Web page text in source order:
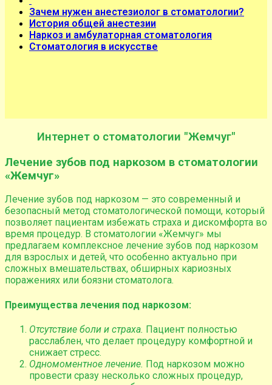
Зачем нужен анестезиолог в стоматологии?
История общей анестезии
Наркоз и амбулаторная стоматология
Стоматология в искусстве
Интернет о стоматологии "Жемчуг"
Лечение зубов под наркозом в стоматологии
«Жемчуг»
Лечение зубов под наркозом — это современный и
безопасный метод стоматологической помощи, который
позволяет пациентам избежать страха и дискомфорта во
время процедур. В стоматологии «Жемчуг» мы
предлагаем комплексное лечение зубов под наркозом
для взрослых и детей, что особенно актуально при
сложных вмешательствах, обширных кариозных
поражениях или боязни стоматолога.
Преимущества лечения под наркозом:
Отсутствие боли и страха. Пациент полностью
расслаблен, что делает процедуру комфортной и
снижает стресс.
Одномоментное лечение. Под наркозом можно
провести сразу несколько сложных процедур,